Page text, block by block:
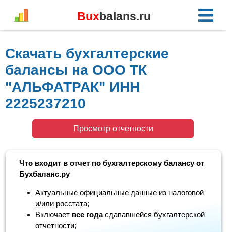
Buxbalans.ru
Скачать бухгалтерские
балансы на ООО ТК
"АЛЬФАТРАК" ИНН
2225237210
Просмотр отчетности
Что входит в отчет по бухгалтерскому балансу от
Бухбаланс.ру
Актуальные официальные данные из налоговой
и/или росстата;
Включает все годасдававшейся бухгалтерской
отчетности;